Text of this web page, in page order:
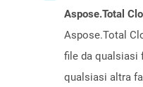
Aspose.Total
Aspose.Total
file da qualsiasi
qualsiasi altra